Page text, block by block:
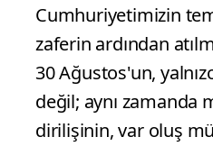
Cumhuriyetimizin
zaferin ardından
30 Ağustos'un,
değil; aynı zamanda
dirilişinin, var oluş